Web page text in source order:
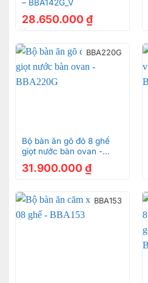
– BBA142G_V
28.650.000 ₫
BBA220G
Bộ bàn ăn gõ đỏ 8 ghế
giọt nước bàn ovan -
31.900.000 ₫
BBA153